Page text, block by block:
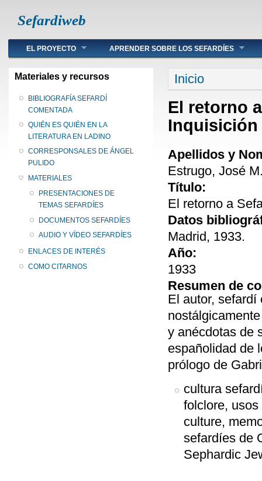
Sefardiweb
Main menu
EL PROYECTO APRENDER SOBRE LOS SEFARDÍES
Materiales y recursos
BIBLIOGRAFÍA SEFARDÍ
COMENTADA
QUIÉN ES QUIÉN EN LA
LITERATURA EN LADINO
CORRESPONSALES DE ÁNGEL
PULIDO
MATERIALES
PRESENTACIONES DE
TEMAS SEFARDÍES
DOCUMENTOS SEFARDÍES
AUDIO Y VÍDEO SEFARDÍES
ENLACES DE INTERÉS
COMO CITARNOS
Se encuentra
Inicio
El retorno
Inquisición
Apellidos y
Estrugo, José
Título:
El retorno a
Datos
Madrid, 1933.
Año:
1933
Resumen de
El autor, sefardí
y anécdotas de
españolidad de
prólogo de
cultura
folclore,
culture,
sefardíes de
Sephardic